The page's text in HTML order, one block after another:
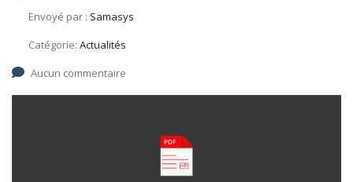
Envoyé par : Samasys
Catégorie: Actualités
Aucun commentaire